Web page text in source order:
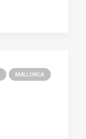
MALLORCA